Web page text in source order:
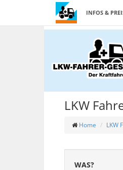
INFOS &
LKW
Home LKW
WAS?